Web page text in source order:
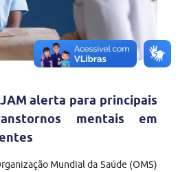
alerta para principais
mentais em
Mundial da Saúde (OMS)